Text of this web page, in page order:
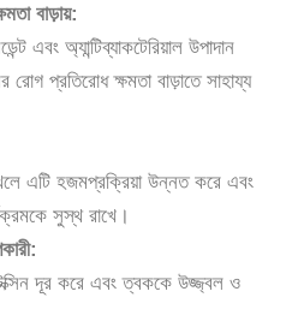
বাড়ায়:
এবং অ্যান্টিব্যাকটেরিয়াল উপাদান
রোগ প্রতিরোধ ক্ষমতা বাড়াতে সাহায্য
এটি হজমপ্রক্রিয়া উন্নত করে এবং
সুস্থ রাখে।
দূর করে এবং ত্বককে উজ্জ্বল ও